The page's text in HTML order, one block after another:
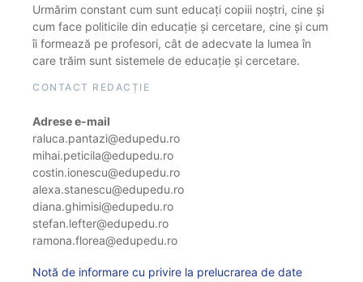
Urmărim constant cum sunt educați copiii noștri, cine și
cum face politicile din educație și cercetare, cine și cum
îi formează pe profesori, cât de adecvate la lumea în
care trăim sunt sistemele de educație și cercetare.
CONTACT REDACȚIE
Adrese e-mail
raluca.pantazi@edupedu.ro
mihai.peticila@edupedu.ro
costin.ionescu@edupedu.ro
alexa.stanescu@edupedu.ro
diana.ghimisi@edupedu.ro
stefan.lefter@edupedu.ro
ramona.florea@edupedu.ro
Notă de informare cu privire la prelucrarea de date